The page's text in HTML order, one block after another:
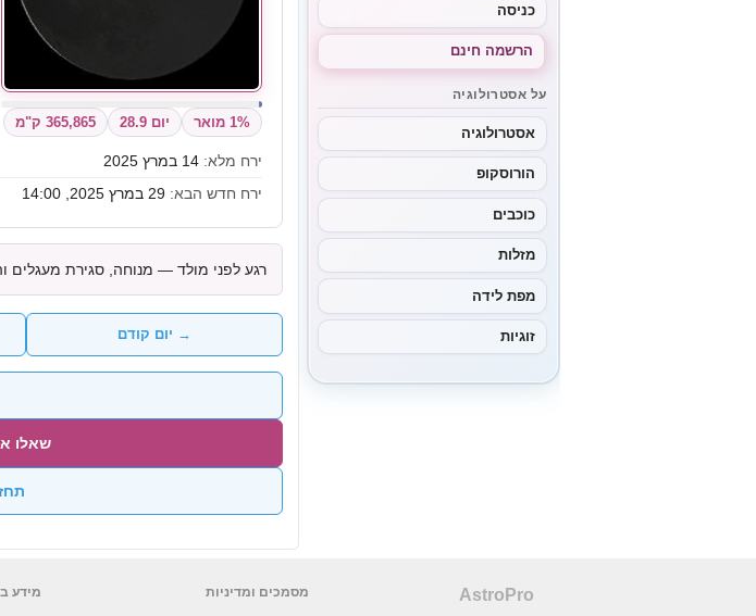
כניסה
הרשמה חינם
על אסטרולוגיה
אסטרולוגיה
הורוסקופ
כוכבים
מזלות
מפת לידה
זוגיות
1% מואר יום 28.9 365,865 ק"מ
ירח מלא: 14 במרץ 2025
ירח חדש הבא: 29 במרץ 2025, 14:00
רגע לפני מולד — מנוחה, סגירת מעגלים
→ יום קודם
שאלו
AstroPro
מסמכים ומדיניות
מידע